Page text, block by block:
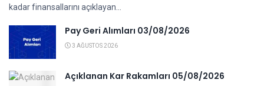
kadar finansallarını açıklayan...
Pay Geri Alımları 03/08/2026
3 AĞUSTOS 2026
Açıklanan Kar Rakamları 05/08/2026